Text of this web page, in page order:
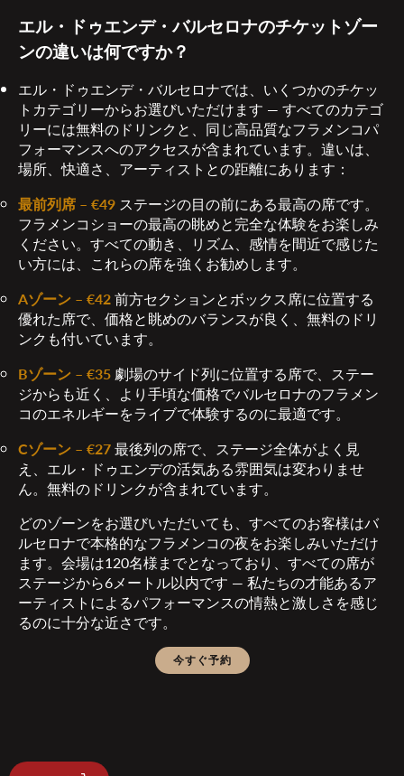
エル・ドゥエンデ・バルセロナのチケットゾー
ンの違いは何ですか？
エル・ドゥエンデ・バルセロナでは、いくつかのチケッ
トカテゴリーからお選びいただけます — すべてのカテゴ
リーには無料のドリンクと、同じ高品質なフラメンコパ
フォーマンスへのアクセスが含まれています。違いは、
場所、快適さ、アーティストとの距離にあります：
最前列席 – €49 ステージの目の前にある最高の席です。
フラメンコショーの最高の眺めと完全な体験をお楽しみ
ください。すべての動き、リズム、感情を間近で感じた
い方には、これらの席を強くお勧めします。
Aゾーン – €42前方セクションとボックス席に位置する
優れた席で、価格と眺めのバランスが良く、無料のドリ
ンクも付いています。
Bゾーン – €35 劇場のサイド列に位置する席で、ステー
ジからも近く、より手頃な価格でバルセロナのフラメン
コのエネルギーをライブで体験するのに最適です。
Cゾーン – €27最後列の席で、ステージ全体がよく見
え、エル・ドゥエンデの活気ある雰囲気は変わりませ
ん。無料のドリンクが含まれています。
どのゾーンをお選びいただいても、すべてのお客様はバ
ルセロナで本格的なフラメンコの夜をお楽しみいただけ
ます。会場は120名様までとなっており、すべての席が
ステージから6メートル以内です — 私たちの才能あるア
ーティストによるパフォーマンスの情熱と激しさを感じ
るのに十分な近さです。
今すぐ予約